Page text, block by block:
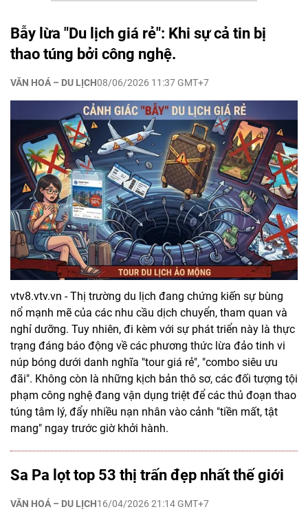
Bẫy lừa "Du lịch giá rẻ": Khi sự cả tin bị
thao túng bởi công nghệ.
VĂN HOÁ – DU LỊCH08/06/2026 11:37 GMT+7
vtv8.vtv.vn - Thị trường du lịch đang chứng kiến sự bùng
nổ mạnh mẽ của các nhu cầu dịch chuyển, tham quan và
nghỉ dưỡng. Tuy nhiên, đi kèm với sự phát triển này là thực
trạng đáng báo động về các phương thức lừa đảo tinh vi
núp bóng dưới danh nghĩa "tour giá rẻ", "combo siêu ưu
đãi". Không còn là những kịch bản thô sơ, các đối tượng tội
phạm công nghệ đang vận dụng triệt để các thủ đoạn thao
túng tâm lý, đẩy nhiều nạn nhân vào cảnh "tiền mất, tật
mang" ngay trước giờ khởi hành.
Sa Pa lọt top 53 thị trấn đẹp nhất thế giới
VĂN HOÁ – DU LỊCH16/04/2026 21:14 GMT+7